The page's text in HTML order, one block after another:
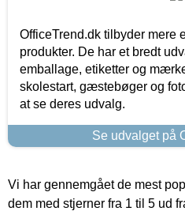
OfficeTrend.dk tilbyder mere
produkter. De har et bredt
emballage, etiketter og
skolestart, gæstebøger og
at se deres udvalg.
Se udvalget på
Vi har gennemgået de mest
dem med stjerner fra 1 til 5 ud